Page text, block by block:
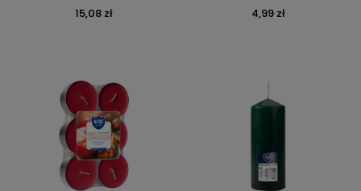
Cena
15,08 zł Cena
4,99 zł